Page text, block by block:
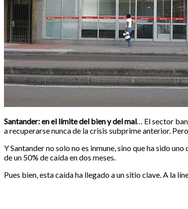
Santander: en el límite del bien y del mal… El sector
a recuperarse nunca de la crisis subprime anterior.
Y Santander no solo no es inmune, sino que ha sido
de un 50% de caída en dos meses.
Pues bien, esta caída ha llegado a un sitio clave. A la